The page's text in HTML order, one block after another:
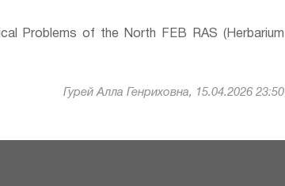
Problems of the North FEB RAS (Herbarium
Гурей Алла Генриховна, 15.04.2026 23:50